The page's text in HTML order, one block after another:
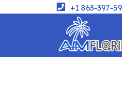
+1 863-397-